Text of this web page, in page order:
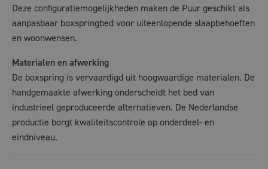
Deze configuratiemogelijkheden maken de Puur geschikt als
aanpasbaar boxspringbed voor uiteenlopende slaapbehoeften
en woonwensen.
Materialen en afwerking
De boxspring is vervaardigd uit hoogwaardige materialen. De
handgemaakte afwerking onderscheidt het bed van
industrieel geproduceerde alternatieven. De Nederlandse
productie borgt kwaliteitscontrole op onderdeel- en
eindniveau.